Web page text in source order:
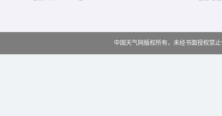
中国天气网版权所有，未经书面授权